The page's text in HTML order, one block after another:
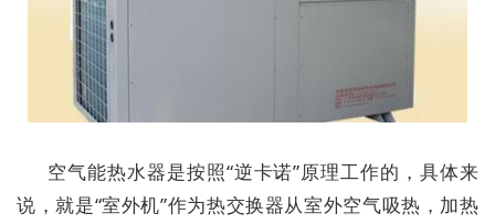
空气能热水器是按照“逆卡诺”原理工作的，具体来
说，就是“室外机”作为热交换器从室外空气吸热，加热